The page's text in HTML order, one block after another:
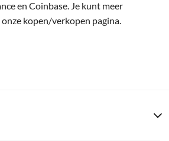
en Coinbase. Je kunt meer
kopen/verkopen pagina.